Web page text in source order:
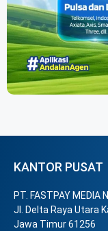
KANTOR PUSAT
PT. FASTPAY MEDIA
Jl. Delta Raya Utara
Jawa Timur 61256